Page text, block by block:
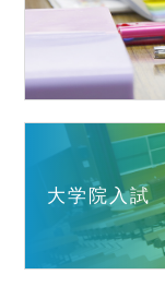
大学院入試